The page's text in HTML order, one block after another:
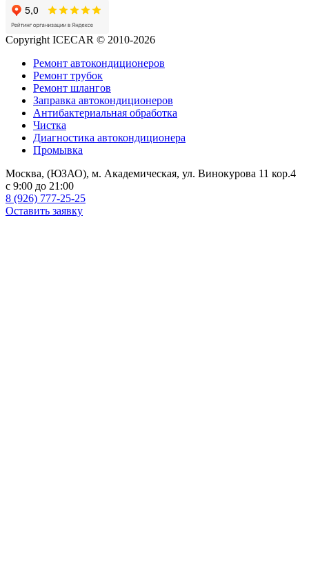
Copyright ICECAR © 2010-2026
Ремонт автокондиционеров
Ремонт трубок
Ремонт шлангов
Заправка автокондиционеров
Антибактериальная обработка
Чистка
Диагностика автокондиционера
Промывка
Москва, (ЮЗАО), м. Академическая, ул. Винокурова 11 кор.4
c 9:00 до 21:00
8 (926) 777-25-25
Оставить заявку